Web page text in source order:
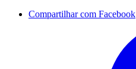
Compartilhar com Facebook